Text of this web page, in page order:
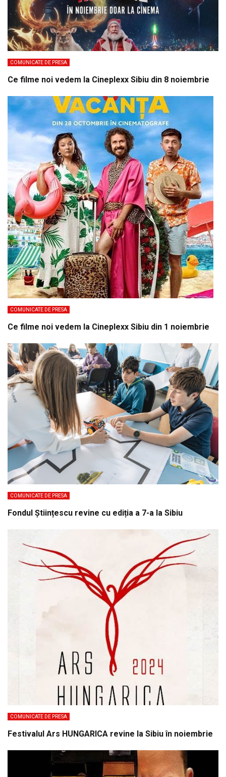
COMUNICATE DE PRESA
Ce filme noi vedem la Cineplexx Sibiu din 8 noiembrie
COMUNICATE DE PRESA
Ce filme noi vedem la Cineplexx Sibiu din 1 noiembrie
COMUNICATE DE PRESA
Fondul Științescu revine cu ediția a 7-a la Sibiu
COMUNICATE DE PRESA
Festivalul Ars HUNGARICA revine la Sibiu în noiembrie